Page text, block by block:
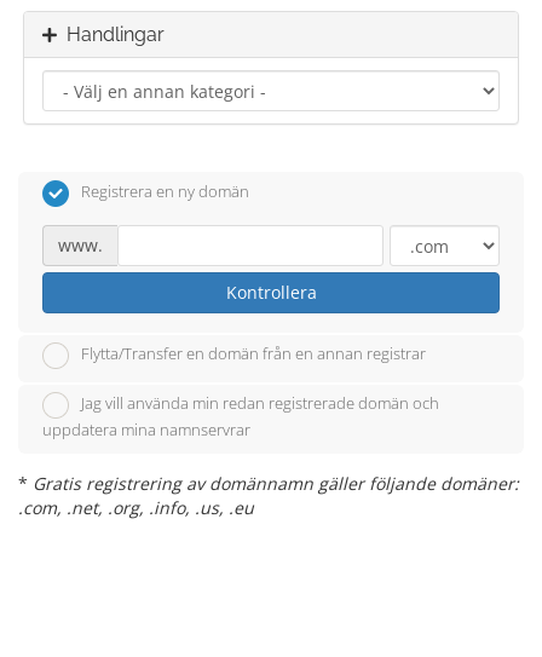
Handlingar
Registrera en ny domän
www.
Kontrollera
Flytta/Transfer en domän från en annan registrar
Jag vill använda min redan registrerade domän och
uppdatera mina namnservrar
* Gratis registrering av domännamn gäller följande domäner:
.com, .net, .org, .info, .us, .eu